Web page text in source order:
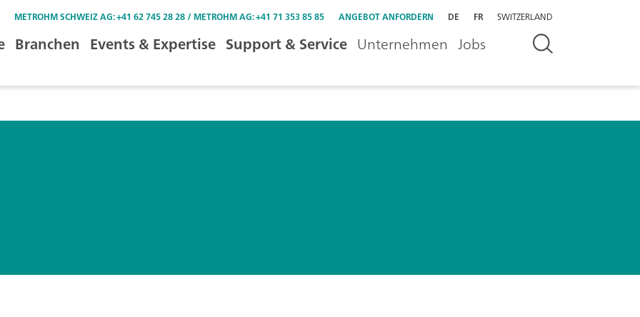
METROHM SCHWEIZ AG: +41 62 745 28 28 / METROHM AG: +41 71 353 85 85 ANGEBOT ANFORDERN DE FR SWITZERLAND
Branchen Events & Expertise Support & Service Unternehmen Jobs